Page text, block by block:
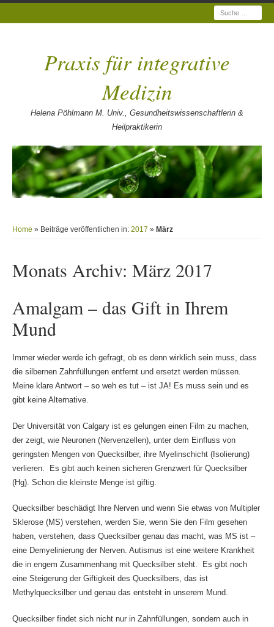
Suche
Praxis für integrative
Medizin
Helena Pöhlmann M. Univ., Gesundheitswissenschaftlerin &
Heilpraktikerin
Home » Beiträge veröffentlichen in: 2017 » März
Monats Archiv: März 2017
Amalgam – das Gift in Ihrem
Mund
Immer wieder werde ich gefragt, ob es denn wirklich sein muss, dass
die silbernen Zahnfüllungen entfernt und ersetzt werden müssen.
Meine klare Antwort – so weh es tut – ist JA! Es muss sein und es
gibt keine Alternative.
Der Universität von Calgary ist es gelungen einen Film zu machen,
der zeigt, wie Neuronen (Nervenzellen), unter dem Einfluss von
geringsten Mengen von Quecksilber, ihre Myelinschicht (Isolierung)
verlieren. Es gibt auch keinen sicheren Grenzwert für Quecksilber
(Hg). Schon die kleinste Menge ist giftig.
Quecksilber beschädigt Ihre Nerven und wenn Sie etwas von Multipler
Sklerose (MS) verstehen, werden Sie, wenn Sie den Film gesehen
haben, verstehen, dass Quecksilber genau das macht, was MS ist –
eine Demyelinierung der Nerven. Autismus ist eine weitere Krankheit
die in engem Zusammenhang mit Quecksilber steht. Es gibt noch
eine Steigerung der Giftigkeit des Quecksilbers, das ist
Methylquecksilber und genau das entsteht in unserem Mund.
Quecksilber findet sich nicht nur in Zahnfüllungen, sondern auch in